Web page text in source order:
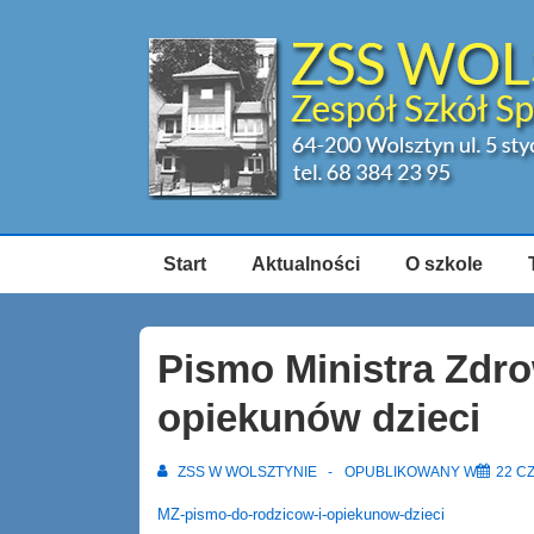
Główna
Start Aktualności O szkole
Pismo Ministra
opiekunów dzieci
ZSS W WOLSZTYNIE OPUBLIKOWANY W 22
MZ-pismo-do-rodzicow-i-opiekunow-dzieci